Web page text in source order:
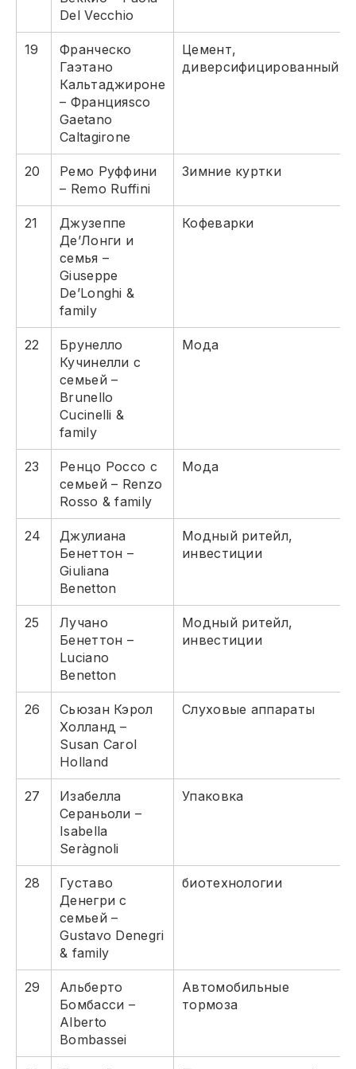
Del Vecchio
19
Франческо
Гаэтано
Кальтаджироне
– Францияsco
Gaetano
Caltagirone
Цемент,
диверсифицированный
20
Ремо Руффини
– Remo Ruffini
Зимние куртки
21
Джузеппе
Де’Лонги и
семья –
Giuseppe
De’Longhi &
family
Кофеварки
22
Брунелло
Кучинелли с
семьей –
Brunello
Cucinelli &
family
Мода
23
Ренцо Россо с
семьей – Renzo
Rosso & family
Мода
24
Джулиана
Бенеттон –
Giuliana
Benetton
Модный ритейл,
инвестиции
25
Лучано
Бенеттон –
Luciano
Benetton
Модный ритейл,
инвестиции
26
Сьюзан Кэрол
Холланд –
Susan Carol
Holland
Слуховые аппараты
27
Изабелла
Сераньоли –
Isabella
Seràgnoli
Упаковка
28
Густаво
Денегри с
семьей –
Gustavo Denegri
& family
биотехнологии
29
Альберто
Бомбасси –
Alberto
Bombassei
Автомобильные
тормоза